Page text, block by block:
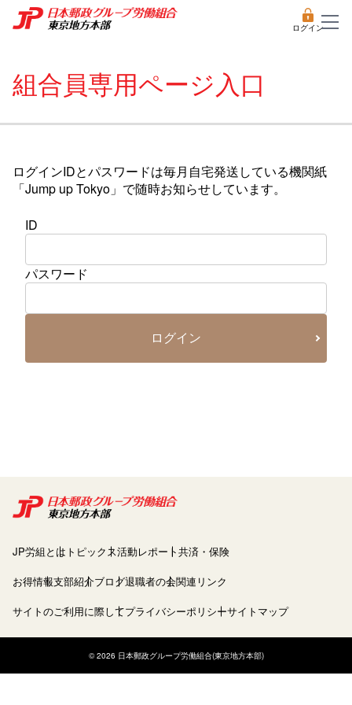
ログイン
組合員専用ページ入口
ログインIDとパスワードは毎月自宅発送している機関紙
「Jump up Tokyo」で随時お知らせしています。
ID
パスワード
ログイン
JP労組とは トピックス活動レポート共済・保険
お得情報支部紹介ブログ退職者の会関連リンク
サイトのご利用に際してプライバシーポリシーサイトマップ
© 2026 日本郵政グループ労働組合(東京地方本部)